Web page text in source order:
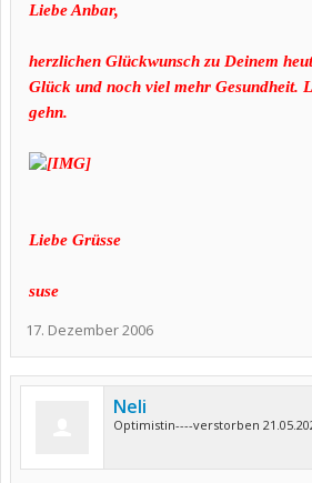
Liebe Anbar,
herzlichen Glückwunsch zu Deinem
Glück und noch viel mehr Gesundheit.
gehn.
Liebe Grüsse
suse
17. Dezember 2006
Neli
Optimistin----verstorben